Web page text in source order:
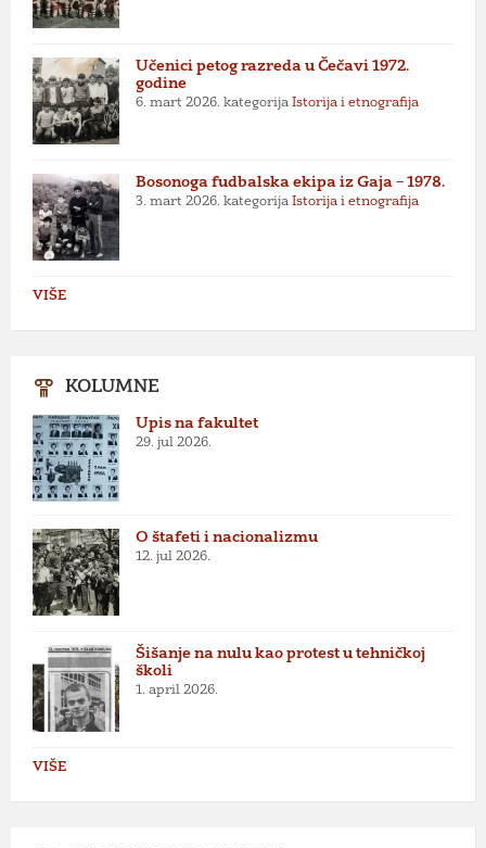
Učenici petog razreda u Čečavi 1972.
godine
6. mart 2026. kategorija Istorija i etnografija
Bosonoga fudbalska ekipa iz Gaja – 1978.
3. mart 2026. kategorija Istorija i etnografija
VIŠE
KOLUMNE
Upis na fakultet
29. jul 2026.
O štafeti i nacionalizmu
12. jul 2026.
Šišanje na nulu kao protest u tehničkoj
školi
1. april 2026.
VIŠE